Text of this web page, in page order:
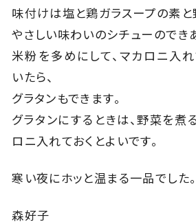
味付けは塩と鶏ガラスープの素と
やさしい味わいのシチューのでき
米粉を多めにして、マカロニ入
いたら、
グラタンもできます。
グラタンにするときは、野菜を煮
ロニ入れておくとよいです。
寒い夜にホッと温まる一品でした。
森好子